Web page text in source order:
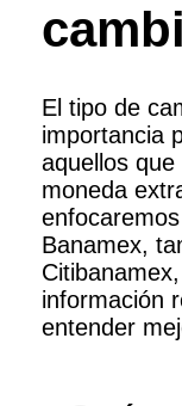
El tipo de
importancia
aquellos
moneda
Banamex,
información
entender